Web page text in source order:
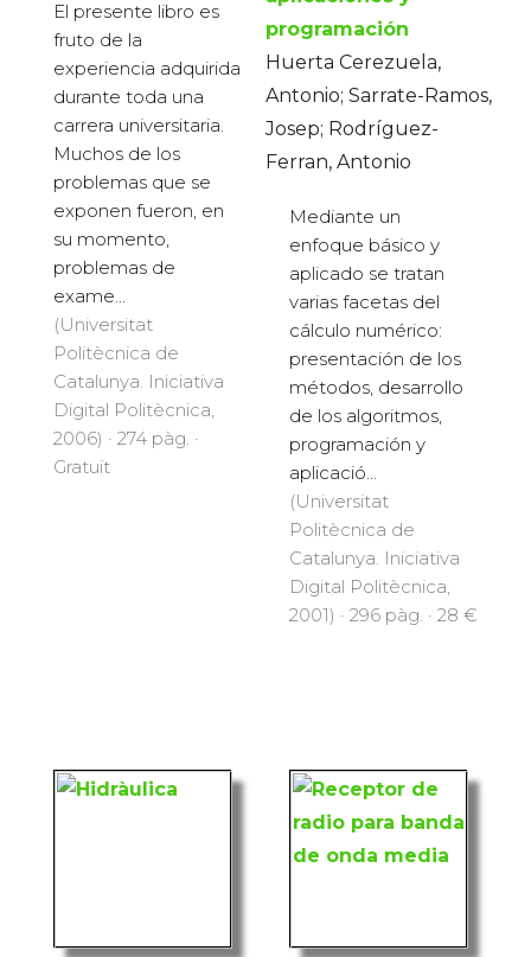
El presente libro es
fruto de la
experiencia adquirida
durante toda una
carrera universitaria.
Muchos de los
problemas que se
exponen fueron, en
su momento,
problemas de
exame...
(Universitat
Politècnica de
Catalunya. Iniciativa
Digital Politècnica,
2006) · 274 pàg. ·
Gratuït
programación
Huerta Cerezuela,
Antonio; Sarrate-Ramos,
Josep; Rodríguez-
Ferran, Antonio
Mediante un
enfoque básico y
aplicado se tratan
varias facetas del
cálculo numérico:
presentación de los
métodos, desarrollo
de los algoritmos,
programación y
aplicació...
(Universitat
Politècnica de
Catalunya. Iniciativa
Digital Politècnica,
2001) · 296 pàg. · 28 €